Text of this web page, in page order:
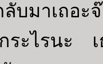
มาเถอะ
ะไรนะ เ